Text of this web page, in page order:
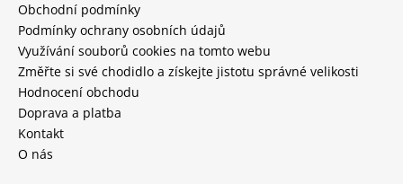
Obchodní podmínky
Podmínky ochrany osobních údajů
Využívání souborů cookies na tomto webu
Změřte si své chodidlo a získejte jistotu správné velikosti
Hodnocení obchodu
Doprava a platba
Kontakt
O nás